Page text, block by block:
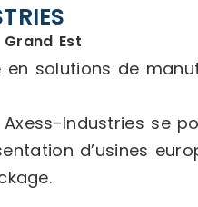
Grand Est
solutions de
Industries se
d’usines